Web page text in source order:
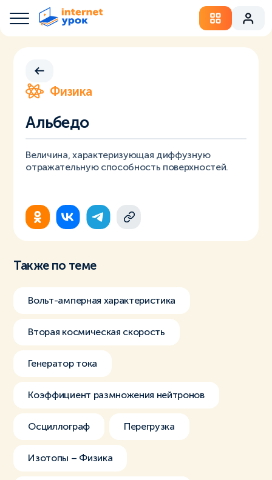
Физика
Альбедо
Величина, характеризующая диффузную
отражательную способность поверхностей.
Также по теме
Вольт-амперная характеристика
Вторая космическая скорость
Генератор тока
Коэффициент размножения нейтронов
Осциллограф Перегрузка
Изотопы – Физика